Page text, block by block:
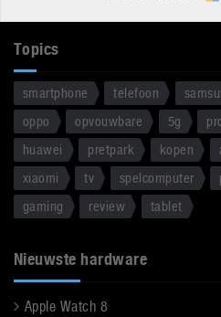
Topics
smartphone telefoon
oppo
opvouwbare 5g
huawei
pretpark kopen
xiaomi
tv spelcomputer
gaming
review tablet
Nieuwste hardware
Apple Watch 8